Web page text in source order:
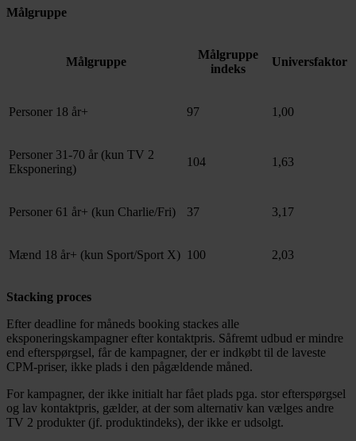
Målgruppe
Målgruppe
Målgruppe
indeks
Universfaktor
Personer 18 år+ 97 1,00
Personer 31-70 år (kun TV 2
Eksponering)
104 1,63
Personer 61 år+ (kun Charlie/Fri) 37 3,17
Mænd 18 år+ (kun Sport/Sport X) 100 2,03
Stacking proces
Efter deadline for måneds booking stackes alle
eksponeringskampagner efter kontaktpris. Såfremt udbud er mindre
end efterspørgsel, får de kampagner, der er indkøbt til de laveste
CPM-priser, ikke plads i den pågældende måned.
For kampagner, der ikke initialt har fået plads pga. stor efterspørgsel
og lav kontaktpris, gælder, at der som alternativ kan vælges andre
TV 2 produkter (jf. produktindeks), der ikke er udsolgt.